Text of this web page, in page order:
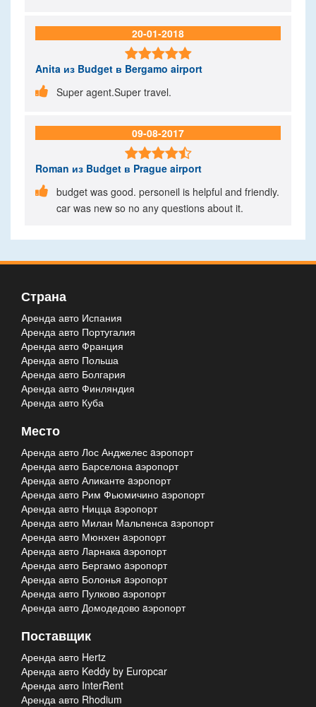
20-01-2018

Anita из Budget в Bergamo airport
 Super agent.Super travel.
09-08-2017

Roman из Budget в Prague airport
 budget was good. personeil is helpful and friendly.
car was new so no any questions about it.
Страна
Аренда авто Испания
Аренда авто Португалия
Аренда авто Франция
Аренда авто Польша
Аренда авто Болгария
Аренда авто Финляндия
Аренда авто Куба
Место
Аренда авто Лос Анджелес aэропорт
Аренда авто Барселона aэропорт
Аренда авто Аликанте aэропорт
Аренда авто Рим Фьюмичино aэропорт
Аренда авто Ницца aэропорт
Аренда авто Милан Мальпенса aэропорт
Аренда авто Мюнхен aэропорт
Аренда авто Ларнака aэропорт
Аренда авто Бергамо aэропорт
Аренда авто Болонья aэропорт
Аренда авто Пулково aэропорт
Аренда авто Домодедово aэропорт
Поставщик
Аренда авто Hertz
Аренда авто Keddy by Europcar
Аренда авто InterRent
Аренда авто Rhodium